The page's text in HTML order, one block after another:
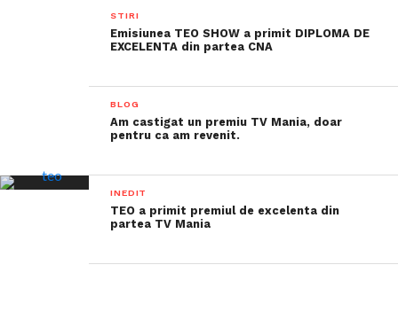
STIRI
Emisiunea TEO SHOW a primit DIPLOMA DE
EXCELENTA din partea CNA
BLOG
Am castigat un premiu TV Mania, doar
pentru ca am revenit.
INEDIT
TEO a primit premiul de excelenta din
partea TV Mania